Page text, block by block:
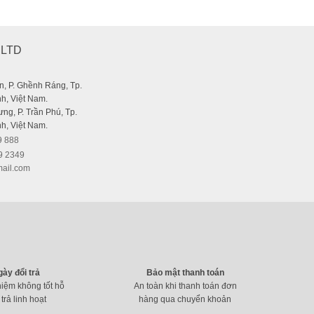
Mouse
P. Ghềnh Ráng, Tp.
Việt Nam.
P. Trần Phú, Tp.
Việt Nam.
888
2349
đổi trả
không tốt hỗ
linh hoạt
Bảo mật thanh toán
An toàn khi thanh toán đơn
hàng qua chuyển khoản